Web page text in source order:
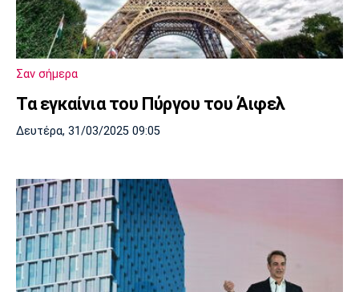
Λίβερπουλ
Μάντσεστερ
Σίτι
Γιουβέντους
Μπορούσια
Ντόρτμουντ
Παρί Σεν
Ζερμέν
Σαν σήμερα
Τα εγκαίνια του Πύργου του Άιφελ
Δευτέρα, 31/03/2025 09:05